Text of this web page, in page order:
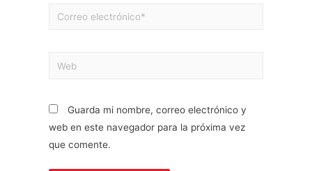
Guarda mi nombre, correo electrónico y
web en este navegador para la próxima vez
que comente.